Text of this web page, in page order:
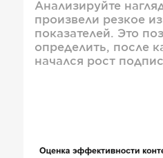
Анализируйте
произвели резкое
показателей. Это
определить, после
начался рост